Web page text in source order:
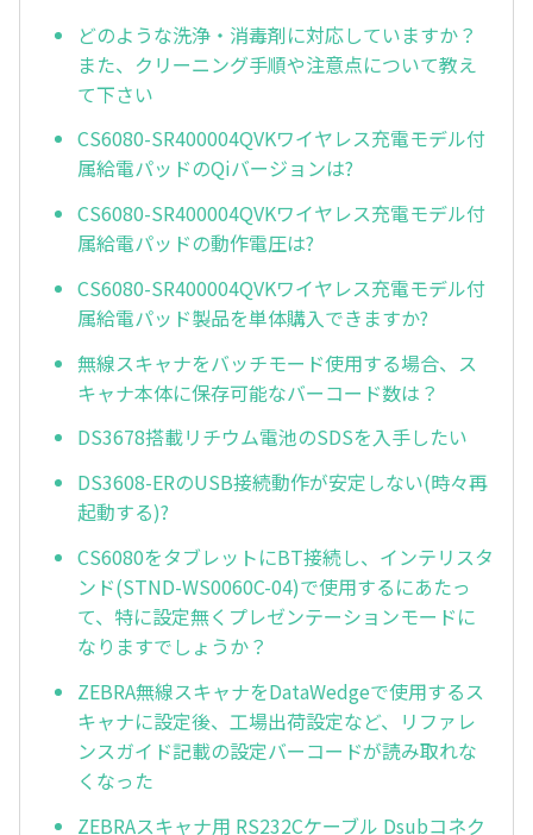
どのような洗浄・消毒剤に対応していますか？
また、クリーニング手順や注意点について教え
て下さい
CS6080-SR400004QVKワイヤレス充電モデル付
属給電パッドのQiバージョンは?
CS6080-SR400004QVKワイヤレス充電モデル付
属給電パッドの動作電圧は?
CS6080-SR400004QVKワイヤレス充電モデル付
属給電パッド製品を単体購入できますか?
無線スキャナをバッチモード使用する場合、ス
キャナ本体に保存可能なバーコード数は？
DS3678搭載リチウム電池のSDSを入手したい
DS3608-ERのUSB接続動作が安定しない(時々再
起動する)?
CS6080をタブレットにBT接続し、インテリスタ
ンド(STND-WS0060C-04)で使用するにあたっ
て、特に設定無くプレゼンテーションモードに
なりますでしょうか？
ZEBRA無線スキャナをDataWedgeで使用するス
キャナに設定後、工場出荷設定など、リファレ
ンスガイド記載の設定バーコードが読み取れな
くなった
ZEBRAスキャナ用 RS232Cケーブル Dsubコネク